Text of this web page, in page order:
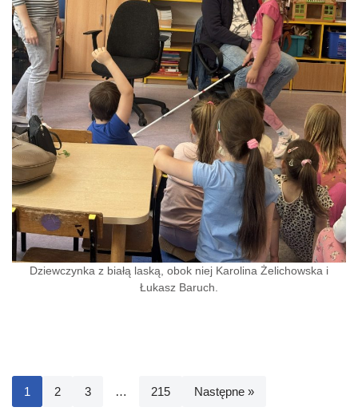
Dziewczynka z białą laską, obok niej Karolina Żelichowska i
Łukasz Baruch.
1 2 3 … 215 Następne »